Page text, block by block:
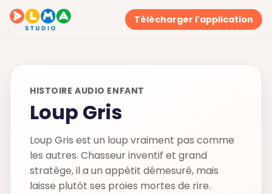
Télécharger l'application
HISTOIRE AUDIO ENFANT
Loup Gris
Loup Gris est un loup vraiment pas comme
les autres. Chasseur inventif et grand
stratège, il a un appétit démesuré, mais
laisse plutôt ses proies mortes de rire.